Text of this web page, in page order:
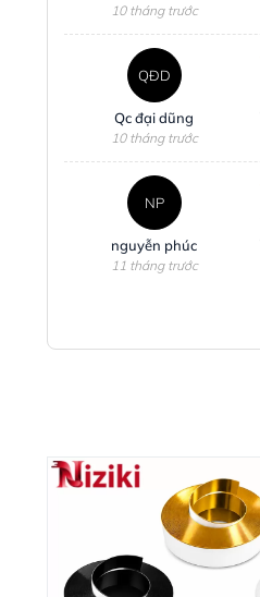
10 tháng trước
QĐD
Qc đại dũng
10 tháng trước
NP
nguyễn phúc
11 tháng trước